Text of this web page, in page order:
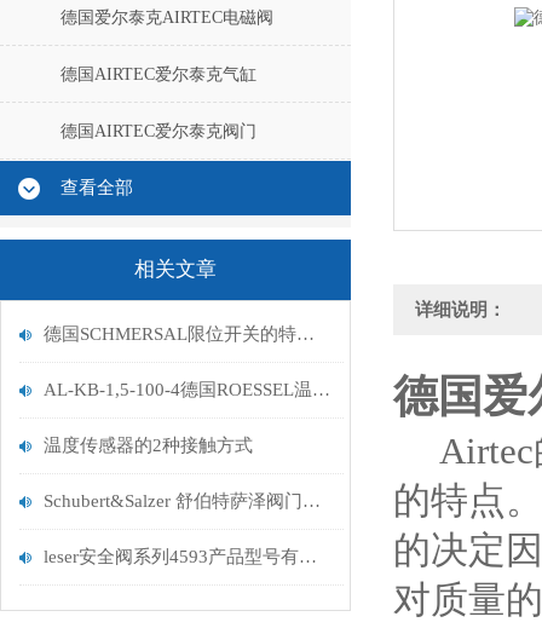
德国爱尔泰克AIRTEC电磁阀
德国AIRTEC爱尔泰克气缸
德国AIRTEC爱尔泰克阀门
查看全部
相关文章
德国SCHMERSAL限位开关的特点有哪些？
AL-KB-1,5-100-4德国ROESSEL温度传感器
温度传感器的2种接触方式
Schubert&Salzer 舒伯特萨泽阀门在食品饮料行业的应用
leser安全阀系列4593产品型号有更新
详细说明：
德国爱
Airtec
的特点
的决定
对质量